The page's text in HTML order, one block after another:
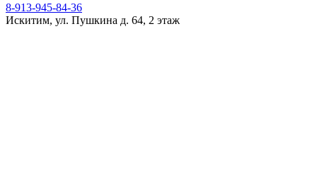
8-913-945-84-36
Искитим, ул. Пушкина д. 64, 2 этаж